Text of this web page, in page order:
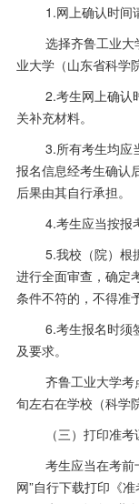
1.网上确认时间
选择齐鲁工业大
业大学（山东省科学
2.考生网上确认
关补充材料。
3.所有考生均应
报名信息经考生确认
后果由其自行承担。
4.考生应当按报
5.我校（院）根
进行全面审查，确定
条件不符的，不得准
6.考生报名时须
及要求。
齐鲁工业大学
旬左右在学校（科学
（三）打印准考
考生应当在考前
网”自行下载打印《